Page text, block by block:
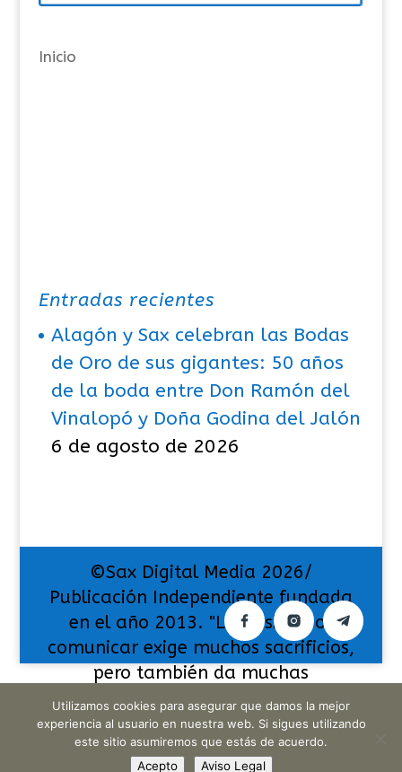
í
s
Inicio
Entradas recientes
Alagón y Sax celebran las Bodas
de Oro de sus gigantes: 50 años
de la boda entre Don Ramón del
Vinalopó y Doña Godina del Jalón
6 de agosto de 2026
©Sax Digital Media 2026/
Publicación Independiente fundada
en el año 2013. "La pasión por
comunicar exige muchos sacrificios,
pero también da muchas
satisfacciones".
Utilizamos cookies para asegurar que damos la mejor
experiencia al usuario en nuestra web. Si sigues utilizando
este sitio asumiremos que estás de acuerdo.
Acepto
Aviso Legal